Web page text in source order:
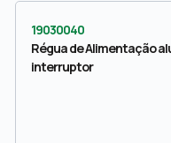
19030040
Régua de Alimentação
interruptor